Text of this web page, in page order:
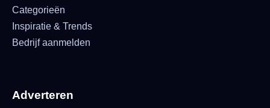
Categorieën
Inspiratie & Trends
Bedrijf aanmelden
Adverteren